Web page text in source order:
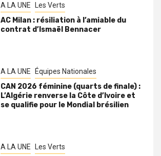
A LA UNE Les Verts
AC Milan : résiliation à l’amiable du
contrat d’Ismaël Bennacer
A LA UNE Équipes Nationales
CAN 2026 féminine (quarts de finale) :
L’Algérie renverse la Côte d’Ivoire et
se qualifie pour le Mondial brésilien
A LA UNE Les Verts